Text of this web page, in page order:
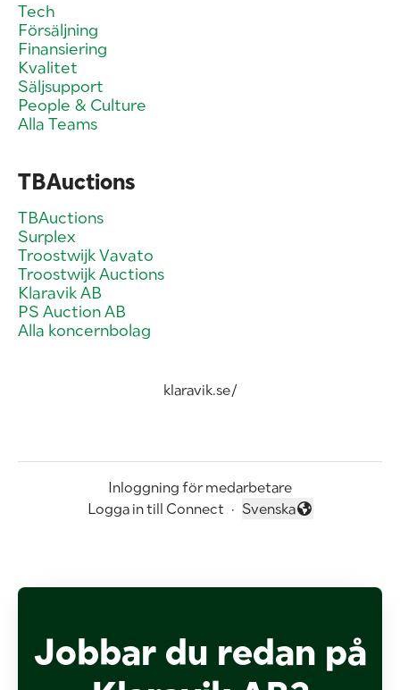
Tech
Försäljning
Finansiering
Kvalitet
Säljsupport
People & Culture
Alla Teams
TBAuctions
TBAuctions
Surplex
Troostwijk Vavato
Troostwijk Auctions
Klaravik AB
PS Auction AB
Alla koncernbolag
klaravik.se/
Inloggning för medarbetare
Logga in till Connect ·
Byt språk
Svenska
Jobbar du redan på